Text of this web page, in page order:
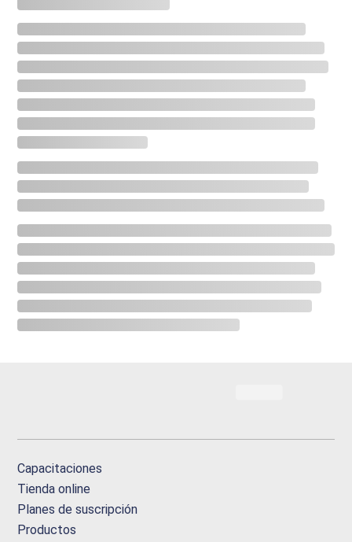
Capacitaciones
Tienda online
Planes de suscripción
Productos